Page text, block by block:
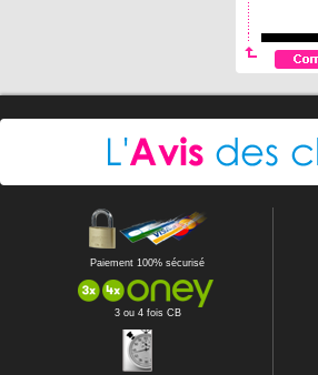
Paiement 100% sécurisé
3 ou 4 fois CB